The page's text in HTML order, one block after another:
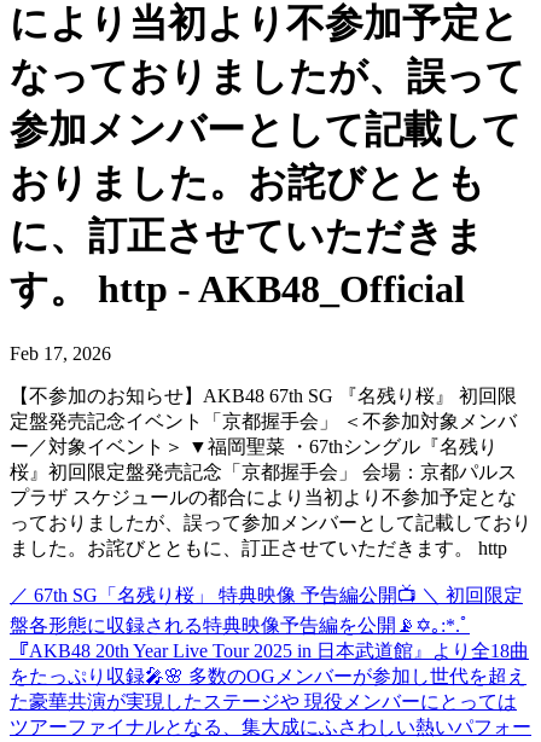
により当初より不参加予定と
なっておりましたが、誤って
参加メンバーとして記載して
おりました。お詫びととも
に、訂正させていただきま
す。 http - AKB48_Official
Feb 17, 2026
【不参加のお知らせ】AKB48 67th SG 『名残り桜』 初回限
定盤発売記念イベント「京都握手会」 ＜不参加対象メンバ
ー／対象イベント＞ ▼福岡聖菜 ・67thシングル『名残り
桜』初回限定盤発売記念「京都握手会」 会場：京都パルス
プラザ スケジュールの都合により当初より不参加予定とな
っておりましたが、誤って参加メンバーとして記載しており
ました。お詫びとともに、訂正させていただきます。 http
／ 67th SG「名残り桜」 特典映像 予告編公開📺 ＼ 初回限定
盤各形態に収録される特典映像予告編を公開📡✡｡:*.ﾟ
『AKB48 20th Year Live Tour 2025 in 日本武道館』より全18曲
をたっぷり収録🎤🌸 多数のOGメンバーが参加し世代を超え
た豪華共演が実現したステージや 現役メンバーにとっては
ツアーファイナルとなる、集大成にふさわしい熱いパフォー